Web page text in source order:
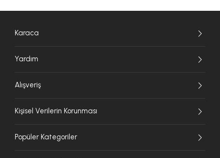
Karaca
Yardım
Alışveriş
Kişisel Verilerin Korunması
Popüler Kategoriler